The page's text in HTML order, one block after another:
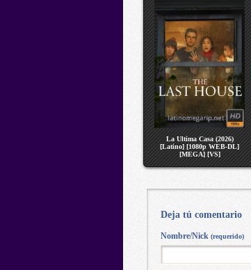
La Ultima Casa (2026)
[Latino] [1080p WEB-DL]
[MEGA] [VS]
Deja tú comentario
Nombre/Nick (requerido)